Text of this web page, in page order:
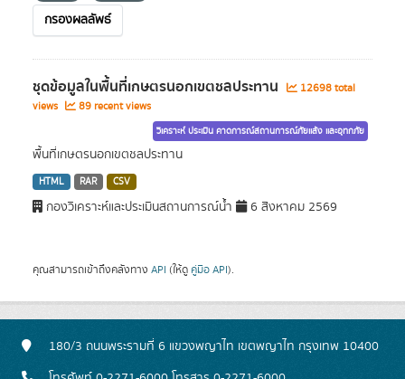
กรองผลลัพธ์
ชุดข้อมูลในพื้นที่เกษตรนอกเขตชลประทาน
12698 total
views
89 recent views
วิเคราะห์ ประเมิน คาดการณ์สถานการณ์ภัยแล้ง และอุทกภัย
พื้นที่เกษตรนอกเขตชลประทาน
HTML RAR CSV
กองวิเคราะห์และประเมินสถานการณ์น้ำ 6 สิงหาคม 2569
คุณสามารถเข้าถึงคลังทาง API (ให้ดู คู่มือ API).
180/3 ถนนพระรามที่ 6 แขวงพญาไท เขตพญาไท กรุงเทพ 10400